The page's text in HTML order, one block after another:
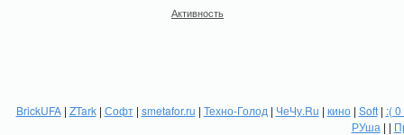
Активность
BrickUFA| ZTark| Софт| smetafor.ru | Техно-Голод | ЧеЧу.Ru | кино| Soft| :(
РУша | |